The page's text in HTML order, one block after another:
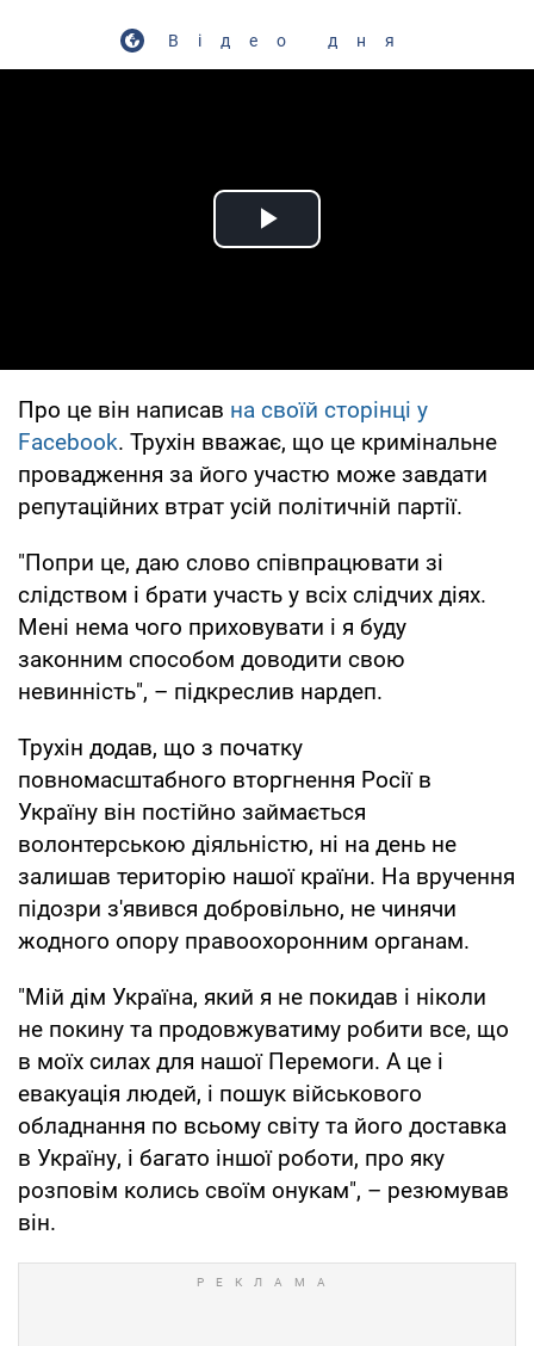
Відео дня
Play Video
Про це він написав на своїй сторінці у
Facebook. Трухін вважає, що це кримінальне
провадження за його участю може завдати
репутаційних втрат усій політичній партії.
"Попри це, даю слово співпрацювати зі
слідством і брати участь у всіх слідчих діях.
Мені нема чого приховувати і я буду
законним способом доводити свою
невинність", – підкреслив нардеп.
Трухін додав, що з початку
повномасштабного вторгнення Росії в
Україну він постійно займається
волонтерською діяльністю, ні на день не
залишав територію нашої країни. На вручення
підозри з'явився добровільно, не чинячи
жодного опору правоохоронним органам.
"Мій дім Україна, який я не покидав і ніколи
не покину та продовжуватиму робити все, що
в моїх силах для нашої Перемоги. А це і
евакуація людей, і пошук військового
обладнання по всьому світу та його доставка
в Україну, і багато іншої роботи, про яку
розповім колись своїм онукам", – резюмував
він.